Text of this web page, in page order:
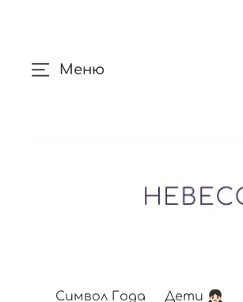
Меню
Символ Года Дети 👧🏻